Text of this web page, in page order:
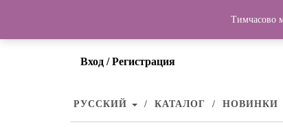
Вход / Регистрация
РУССКИЙ КАТАЛОГ НОВИНКИ
Тимчасово